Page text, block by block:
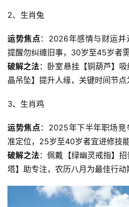
2、生肖兔
运势焦点 ：2026年感情与财运并
提醒勿纠缠旧事，30岁至45岁者
破解之法 ：卧室悬挂【铜葫芦】
晶吊坠】提升人缘，关键时间节
3、生肖鸡
运势焦点 ：2025年下半年职场竞
准定位，25岁至40岁者宜进修技
破解之法 ：佩戴【绿幽灵戒指】
塔】助专注，农历八月为最佳行动